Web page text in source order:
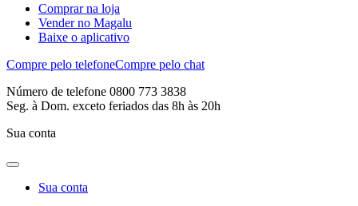
Comprar na loja
Vender no Magalu
Baixe o aplicativo
Compre pelo telefoneCompre pelo chat
Número de telefone 0800 773 3838
Seg. à Dom. exceto feriados das 8h às 20h
Sua conta
Sua conta